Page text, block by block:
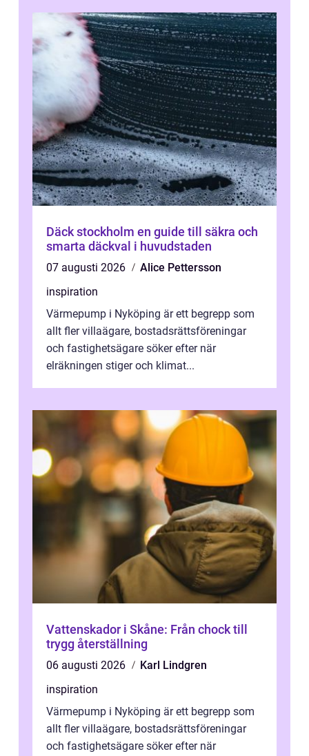
Däck stockholm en guide till säkra och
smarta däckval i huvudstaden
07 augusti 2026
Alice Pettersson
inspiration
Värmepump i Nyköping är ett begrepp som
allt fler villaägare, bostadsrättsföreningar
och fastighetsägare söker efter när
elräkningen stiger och klimat...
Vattenskador i Skåne: Från chock till
trygg återställning
06 augusti 2026
Karl Lindgren
inspiration
Värmepump i Nyköping är ett begrepp som
allt fler villaägare, bostadsrättsföreningar
och fastighetsägare söker efter när